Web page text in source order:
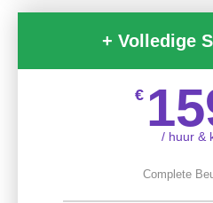
+ Volledige
€
/ huur &
Complete